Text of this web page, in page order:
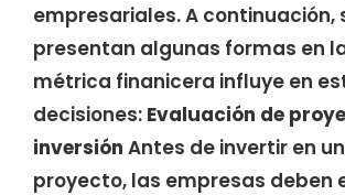
empresariales. A continuación,
presentan algunas formas en
métrica finanicera influye en
decisiones: Evaluación de
inversión Antes de invertir en
proyecto, las empresas deben